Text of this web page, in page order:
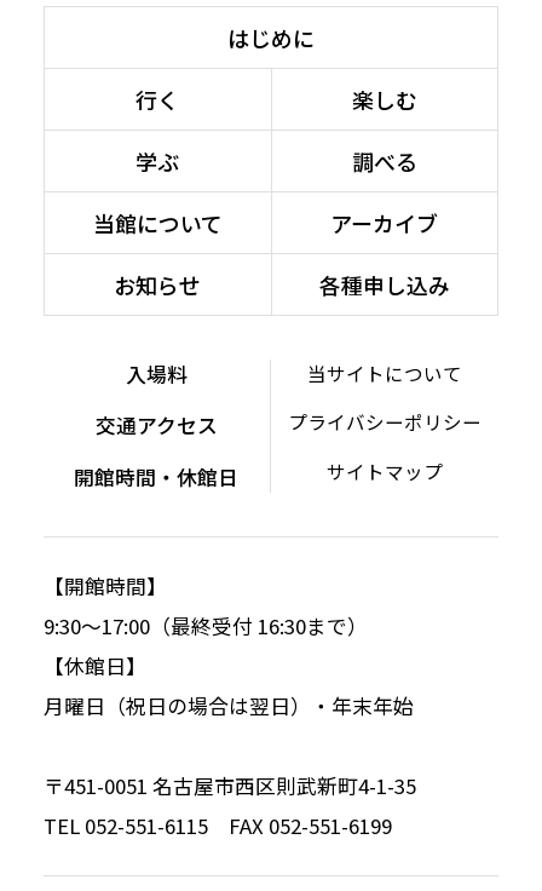
はじめに
行く
楽しむ
学ぶ
調べる
当館について
アーカイブ
お知らせ
各種申し込み
入場料
交通アクセス
開館時間・休館日
当サイトについて
プライバシーポリシー
サイトマップ
【開館時間】
9:30～17:00（最終受付 16:30まで）
【休館日】
月曜日（祝日の場合は翌日）・年末年始
〒451-0051 名古屋市西区則武新町4-1-35
TEL 052-551-6115 FAX 052-551-6199